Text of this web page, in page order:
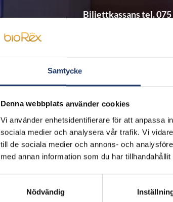
Samtycke
Denna webbplats använder cookies
Vi använder enhetsidentifierare för att anpassa
sociala medier och analysera vår trafik. Vi
till de sociala medier och annons- och
med annan information som du har
Nödvändig
Biljettkassans tel.
Biljettkassan hjälper till med frågor
Observera att
Teaterspecifika öppettider